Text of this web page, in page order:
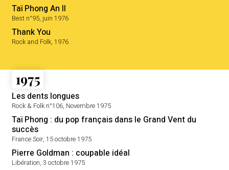
Taï Phong An II
Best n°95, juin 1976
Thank You
Rock and Folk, 1976
1975
Les dents longues
Rock & Folk n°106, Novembre 1975
Taï Phong : du pop français dans le Grand Vent du
succès
France Soir, 15 octobre 1975
Pierre Goldman : coupable idéal
Libération, 3 octobre 1975